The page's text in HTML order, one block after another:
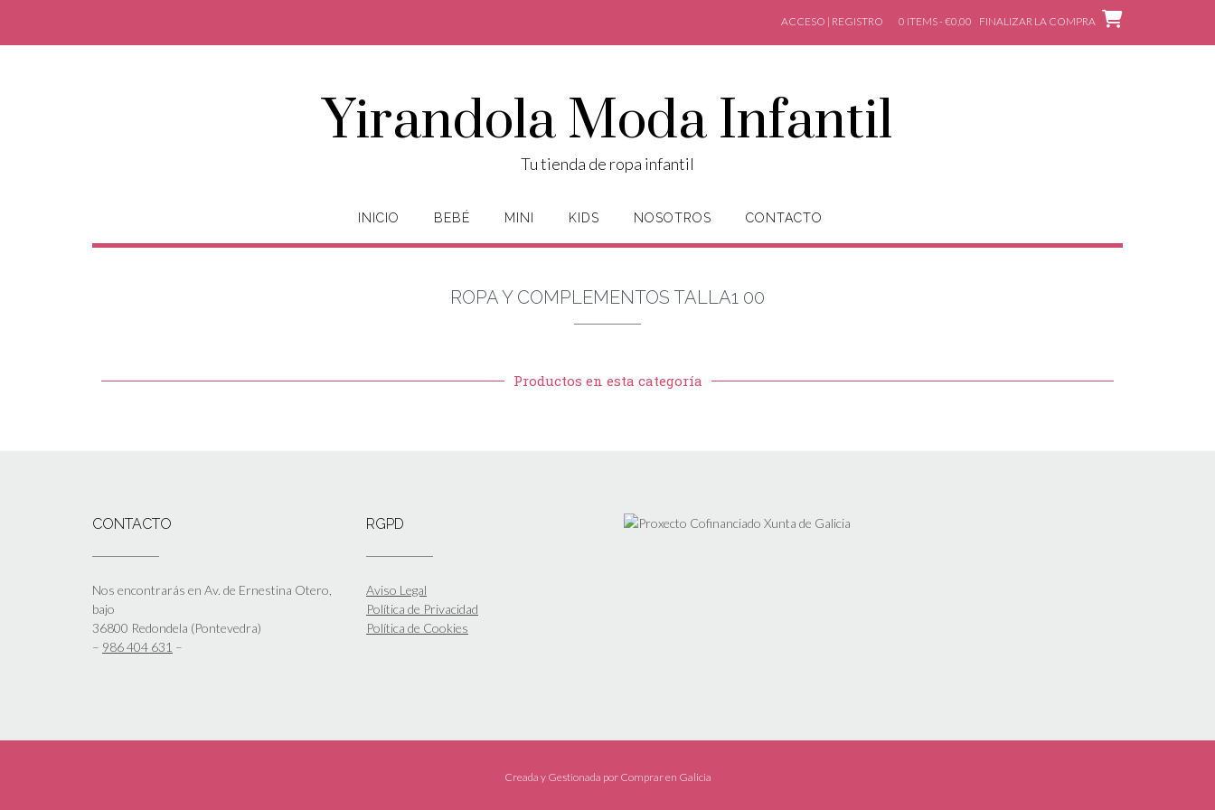
ACCESO | REGISTRO 0 ITEMS - €0,00 FINALIZAR LA COMPRA
Yirandola Moda Infantil
Tu tienda de ropa infantil
INICIO BEBÉ MINI KIDS NOSOTROS CONTACTO
ROPA Y COMPLEMENTOS TALLA1 00
Productos en esta categoría
CONTACTO
Nos encontrarás en Av. de Ernestina Otero,
bajo
36800 Redondela (Pontevedra)
– 986 404 631 –
RGPD
Aviso Legal
Política de Privacidad
Política de Cookies
Creada y Gestionada por Comprar en Galicia